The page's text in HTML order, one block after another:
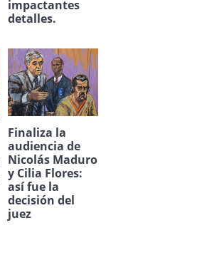
impactantes
detalles.
Finaliza la
audiencia de
Nicolás Maduro
y Cilia Flores:
así fue la
decisión del
juez